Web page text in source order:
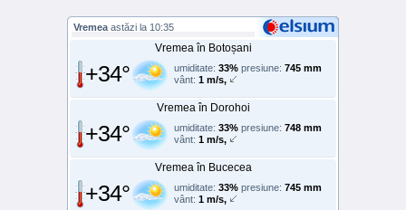
Vremea astăzi la 10:35
Vremea în Botoșani
+34° umiditate: 33% presiune: 745 mm
vânt: 1 m/s,
Vremea în Dorohoi
+34° umiditate: 33% presiune: 748 mm
vânt: 1 m/s,
Vremea în Bucecea
+34° umiditate: 33% presiune: 745 mm
vânt: 1 m/s,